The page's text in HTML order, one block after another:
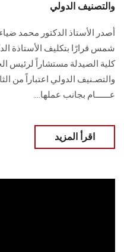
والتصنيف الدولي
أصدر الأستاذ الدكتور محمد
شمس قرارًا بتكليف الأستاذة
كلية الصيدلة مستشاراً لرئيس
‏عــــــام بجانب عملها...‏.
اقرأ المزيد